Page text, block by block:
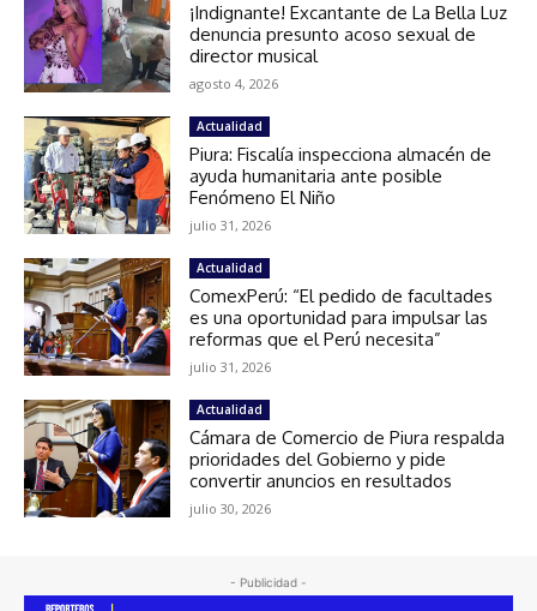
¡Indignante! Excantante de La Bella Luz
denuncia presunto acoso sexual de
director musical
agosto 4, 2026
Actualidad
Piura: Fiscalía inspecciona almacén de
ayuda humanitaria ante posible
Fenómeno El Niño
julio 31, 2026
Actualidad
ComexPerú: “El pedido de facultades
es una oportunidad para impulsar las
reformas que el Perú necesita”
julio 31, 2026
Actualidad
Cámara de Comercio de Piura respalda
prioridades del Gobierno y pide
convertir anuncios en resultados
julio 30, 2026
- Publicidad -